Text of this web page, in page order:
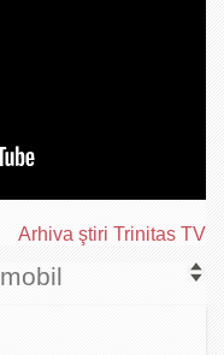
Arhiva ştiri Trinitas TV